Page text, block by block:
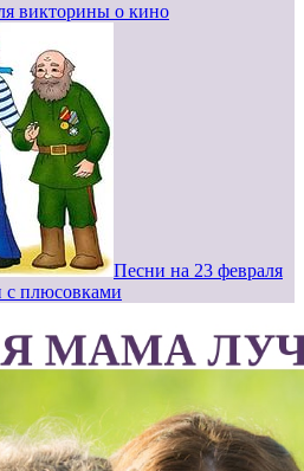
викторины о кино
Песни на 23 февраля
с плюсовками